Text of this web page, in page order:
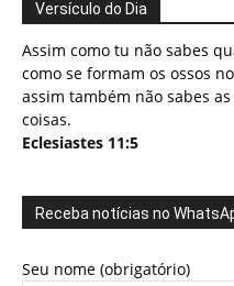
Versículo do Dia
Assim como tu não sabes
como se formam os ossos
assim também não sabes
coisas.
Eclesiastes 11:5
Receba notícias no
Seu nome (obrigatório)